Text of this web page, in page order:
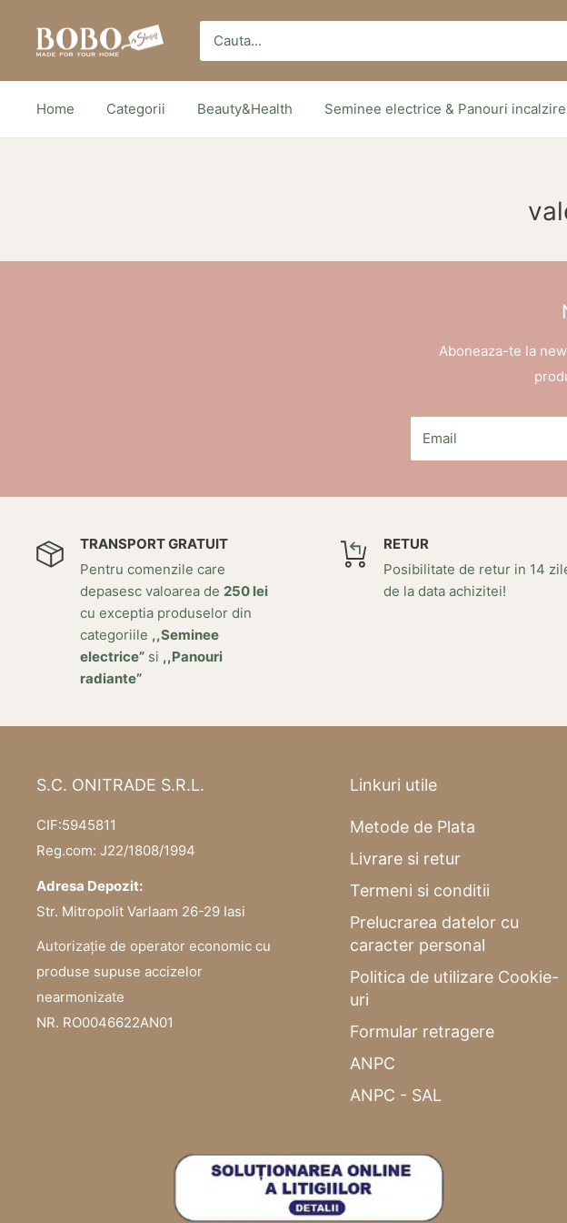
Bobo
Store
Home Categorii Beauty&Health Seminee electrice & Panouri incalzire
Aboneaza-te la
Email
TRANSPORT GRATUIT
Pentru comenzile care
depasesc valoarea de 250 lei
cu exceptia produselor din
categoriile ,,Seminee
electrice” si ,,Panouri
radiante”
RETUR
Posibilitate de retur in 14
de la data achizitei!
S.C. ONITRADE S.R.L.
CIF:5945811
Reg.com: J22/1808/1994
Adresa Depozit:
Str. Mitropolit Varlaam 26-29 Iasi
Autorizație de operator economic cu
produse supuse accizelor
nearmonizate
NR. RO0046622AN01
Linkuri utile
Metode de Plata
Livrare si retur
Termeni si conditii
Prelucrarea datelor cu
caracter personal
Politica de utilizare Cookie-
uri
Formular retragere
ANPC
ANPC - SAL